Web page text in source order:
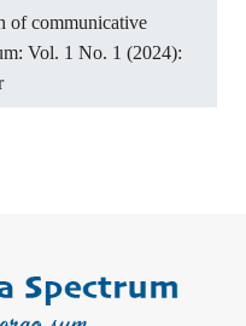
of communicative
Vol. 1 No. 1 (2024):